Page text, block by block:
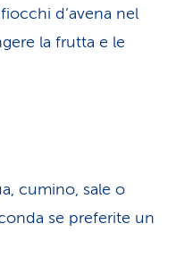
d’avena nel
la frutta e le
cumino, sale o
se preferite un